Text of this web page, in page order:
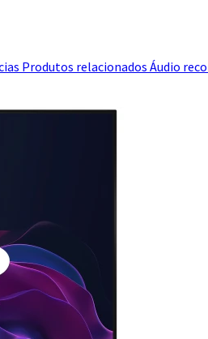
Produtos relacionados Áudio